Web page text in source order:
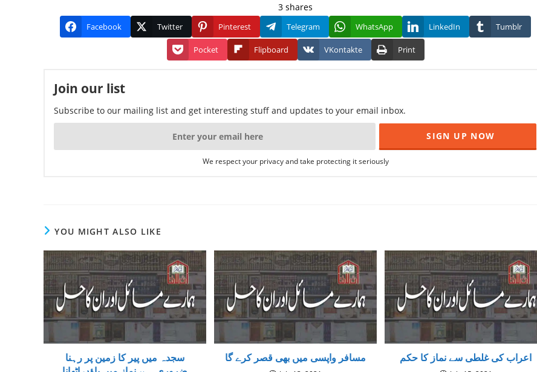
3 shares
Facebook Twitter Pinterest Telegram WhatsApp LinkedIn Tumblr
Pocket Flipboard VKontakte Print
Join our list
Subscribe to our mailing list and get interesting stuff and updates to your email inbox.
We respect your privacy and take protecting it seriously
YOU MIGHT ALSO LIKE
سجدہ میں پیر کا زمین پر رہنا
مسافر واپسی میں بھی قصر کرے گا اعراب کی غلطی سے نماز کا حکم